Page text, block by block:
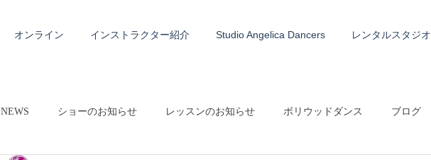
オンライン インストラクター紹介 Studio Angelica Dancers レンタルスタジオ
NEWS ショーのお知らせ レッスンのお知らせ ボリウッドダンス ブログ